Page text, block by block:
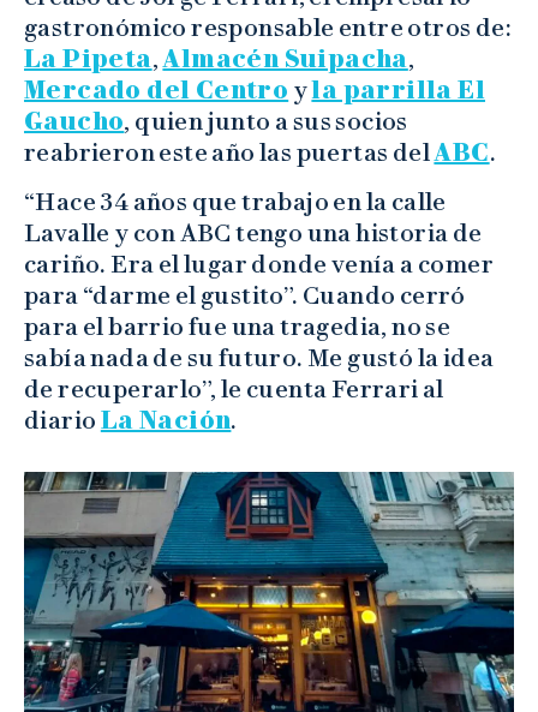
gastronómico responsable entre otros de:
La Pipeta,Almacén Suipacha,
Mercado del Centro yla parrilla El
Gaucho, quien junto a sus socios
reabrieron este año las puertas delABC.
“Hace 34 años que trabajo en la calle
Lavalle y con ABC tengo una historia de
cariño. Era el lugar donde venía a comer
para “darme el gustito”. Cuando cerró
para el barrio fue una tragedia, no se
sabía nada de su futuro. Me gustó la idea
de recuperarlo”, le cuenta Ferrari al
diario La Nación.